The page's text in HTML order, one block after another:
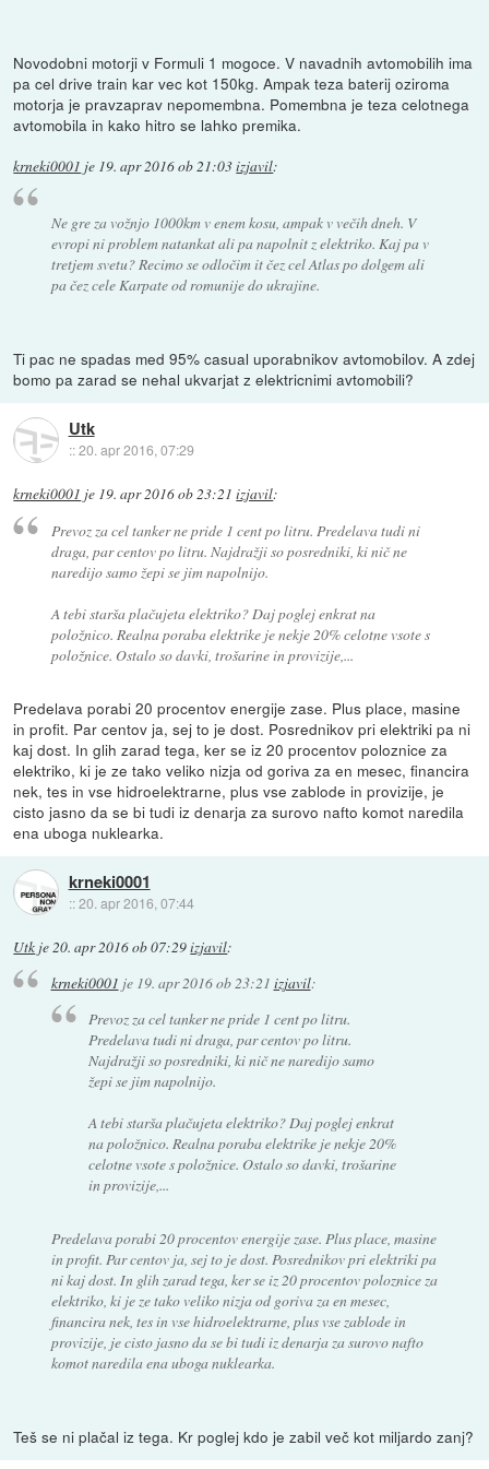
Novodobni motorji v Formuli 1 mogoce. V navadnih avtomobilih ima
pa cel drive train kar vec kot 150kg. Ampak teza baterij oziroma
motorja je pravzaprav nepomembna. Pomembna je teza celotnega
avtomobila in kako hitro se lahko premika.
krneki0001 je 19. apr 2016 ob 21:03izjavil:
Ne gre za vožnjo 1000km v enem kosu, ampak v večih dneh. V
evropi ni problem natankat ali pa napolnit z elektriko. Kaj pa v
tretjem svetu? Recimo se odločim it čez cel Atlas po dolgem ali
pa čez cele Karpate od romunije do ukrajine.
Ti pac ne spadas med 95% casual uporabnikov avtomobilov. A zdej
bomo pa zarad se nehal ukvarjat z elektricnimi avtomobili?
Utk
::20. apr 2016, 07:29
krneki0001 je 19. apr 2016 ob 23:21 izjavil:
Prevoz za cel tanker ne pride 1 cent po litru. Predelava tudi ni
draga, par centov po litru. Najdražji so posredniki, ki nič ne
naredijo samo žepi se jim napolnijo.
A tebi starša plačujeta elektriko? Daj poglej enkrat na
položnico. Realna poraba elektrike je nekje 20% celotne vsote s
položnice. Ostalo so davki, trošarine in provizije,...
Predelava porabi 20 procentov energije zase. Plus place, masine
in profit. Par centov ja, sej to je dost. Posrednikov pri elektriki pa ni
kaj dost. In glih zarad tega, ker se iz 20 procentov poloznice za
elektriko, ki je ze tako veliko nizja od goriva za en mesec, financira
nek, tes in vse hidroelektrarne, plus vse zablode in provizije, je
cisto jasno da se bi tudi iz denarja za surovo nafto komot naredila
ena uboga nuklearka.
krneki0001
::20. apr 2016, 07:44
Utk je20. apr 2016 ob 07:29izjavil:
krneki0001 je 19. apr 2016 ob 23:21 izjavil:
Prevoz za cel tanker ne pride 1 cent po litru.
Predelava tudi ni draga, par centov po litru.
Najdražji so posredniki, ki nič ne naredijo samo
žepi se jim napolnijo.
A tebi starša plačujeta elektriko? Daj poglej enkrat
na položnico. Realna poraba elektrike je nekje 20%
celotne vsote s položnice. Ostalo so davki, trošarine
in provizije,...
Predelava porabi 20 procentov energije zase. Plus place, masine
in profit. Par centov ja, sej to je dost. Posrednikov pri elektriki pa
ni kaj dost. In glih zarad tega, ker se iz 20 procentov poloznice za
elektriko, ki je ze tako veliko nizja od goriva za en mesec,
financira nek, tes in vse hidroelektrarne, plus vse zablode in
provizije, je cisto jasno da se bi tudi iz denarja za surovo nafto
komot naredila ena uboga nuklearka.
Teš se ni plačal iz tega. Kr poglej kdo je zabil več kot miljardo zanj?